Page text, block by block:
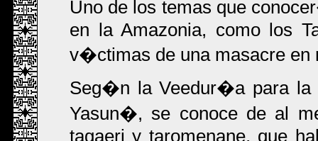
Uno de los temas que
en la Amazonia, como los
v�ctimas de una masacre en
Seg�n la Veedur�a para la
Yasun�, se conoce de al
tagaeri y taromenane, que